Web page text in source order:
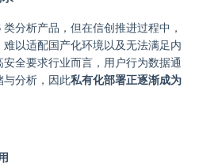
分析产品，但在信创推进过程中，
以适配国产化环境以及无法满足内
安全要求行业而言 ，用户行为数据通
分析，因此私有化部署正逐渐成为